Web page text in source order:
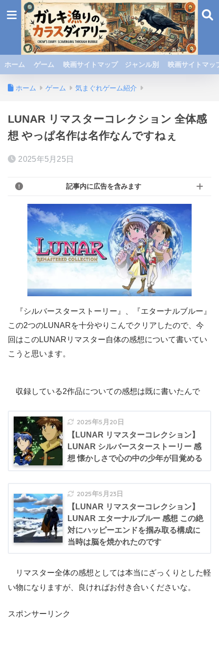
ホーム ゲーム 映画サイトマップ ジャンル別 映画サイトマ
ホーム ゲーム 気まぐれゲーム紹介
LUNAR リマスターコレクション 全体感
想 やっぱ名作は名作なんですねぇ
2025年5月25日
記事内に広告を含みます
『シルバースターストーリー』、『エターナルブルー』
この2つのLUNARを十分やりこんでクリアしたので、今
回はこのLUNARリマスター自体の感想について書いてい
こうと思います。
収録している2作品についての感想は既に書いたんで
2025年5月20日
【LUNAR リマスターコレクション】
LUNAR シルバースターストーリー 感
想 懐かしさで心の中の少年が目覚める
2025年5月23日
【LUNAR リマスターコレクション】
LUNAR エターナルブルー 感想 この絶
対にハッピーエンドを掴み取る構成に
当時は脳を焼かれたのです
リマスター全体の感想としては本当にざっくりとした軽
い物になりますが、良ければお付き合いくださいな。
スポンサーリンク